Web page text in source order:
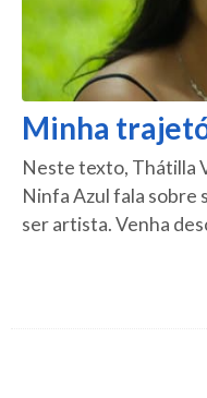
Minha
Neste texto, Thátilla
Ninfa Azul fala sobre
ser artista. Venha